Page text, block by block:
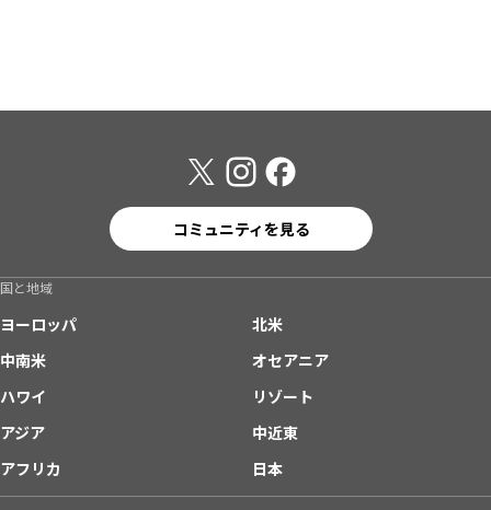
コミュニティを見る
国と地域
ヨーロッパ
北米
中南米
オセアニア
ハワイ
リゾート
アジア
中近東
アフリカ
日本